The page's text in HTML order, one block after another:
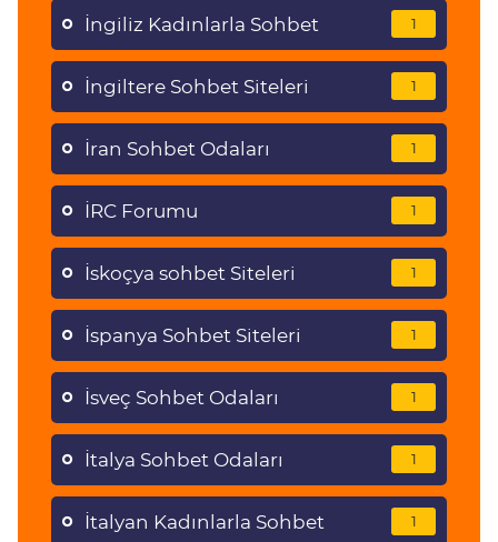
İngiliz Kadınlarla Sohbet 1
İngiltere Sohbet Siteleri 1
İran Sohbet Odaları 1
İRC Forumu 1
İskoçya sohbet Siteleri 1
İspanya Sohbet Siteleri 1
İsveç Sohbet Odaları 1
İtalya Sohbet Odaları 1
İtalyan Kadınlarla Sohbet 1